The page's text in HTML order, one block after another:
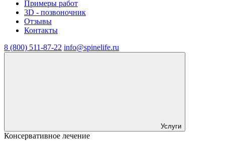
Примеры работ
3D - позвоночник
Отзывы
Контакты
8 (800) 511-87-22 info@spinelife.ru
Услуги
Консервативное лечение